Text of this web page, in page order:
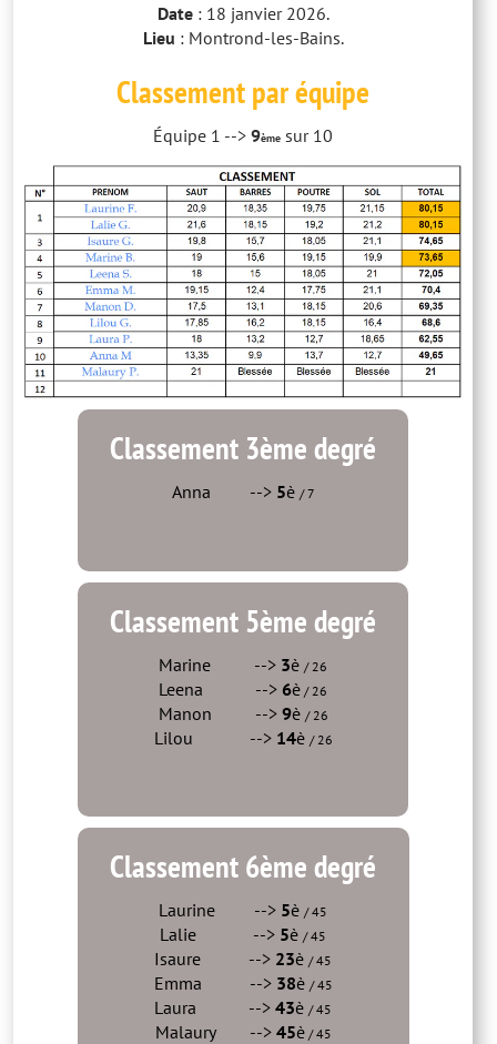
Date: 18 janvier 2026.
Lieu : Montrond-les-Bains.
Classement par équipe
Équipe 1 --> 9ème sur 10
Classement 3ème degré
Anna --> 5è / 7
Classement 5ème degré
Marine --> 3è / 26
Leena --> 6è / 26
Manon --> 9è / 26
Lilou -->14è / 26
Classement 6ème degré
Laurine --> 5è / 45
Lalie --> 5è / 45
Isaure --> 23è / 45
Emma --> 38è / 45
Laura --> 43è / 45
Malaury --> 45è/ 45